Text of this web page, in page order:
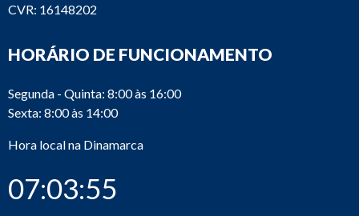
CVR: 16148202
HORÁRIO DE FUNCIONAMENTO
Segunda - Quinta: 8:00 às 16:00
Sexta: 8:00 às 14:00
Hora local na Dinamarca
07:03:55